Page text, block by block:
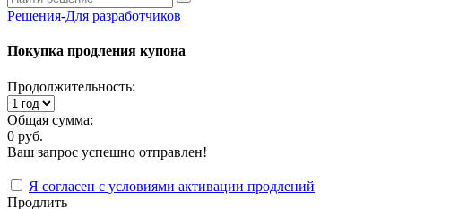
Решения-Для разработчиков
Покупка продления купона
Продолжительность:
Общая сумма:
0 руб.
Ваш запрос успешно отправлен!
Я согласен с условиями активации продлений
Продлить